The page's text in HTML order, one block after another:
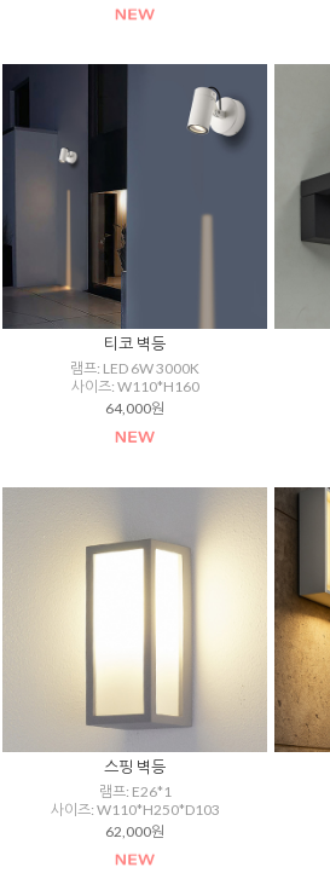
티코 벽등
램프: LED 6W 3000K
사이즈: W110*H160
64,000원
스핑 벽등
램프: E26*1
사이즈: W110*H250*D103
62,000원